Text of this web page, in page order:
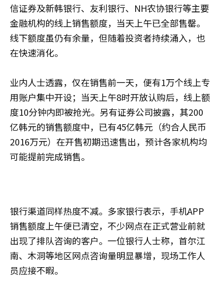
信证券及新韩银行、友利银行、NH农协银行等主要
金融机构的线上销售额度，当天上午已全部售罄。
线下额度虽仍有余量，但随着投资者持续涌入，也
在快速消化。
业内人士透露，仅在销售前一天，便有1万个线上专
用账户集中开设；当天上午8时开放认购后，线上额
度10分钟内即被抢光。另有证券公司披露，其200
亿韩元的销售额度中，已有45亿韩元（约合人民币
2016万元）在开售初期迅速售出，预计各家机构均
可能提前完成销售。
银行渠道同样热度不减。多家银行表示，手机APP
销售额度上午便已清空，不少网点在正式营业前就
出现了排队咨询的客户。一位银行人士称，首尔江
南、木洞等地区网点咨询量明显暴增，现场工作人
员应接不暇。